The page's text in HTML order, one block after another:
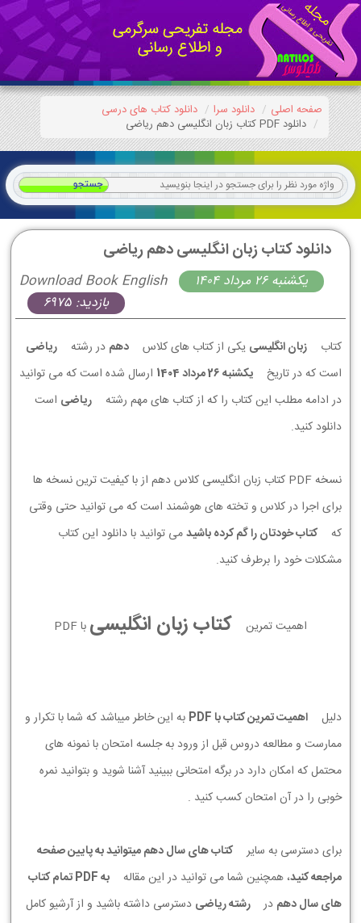
صفحه اصلی دانلود سرا
دانلود کتاب های درسی
دانلود PDF کتاب زبان انگلیسی دهم ریاضی
دانلود کتاب زبان انگلیسی دهم ریاضی
Download Book English
يكشنبه 26 مرداد 1404
بازدید: 6975
کتاب زبان انگلیسی یکی از کتاب های کلاس دهم در رشته
ریاضی
است که در تاریخ
يكشنبه 26 مرداد 1404
ارسال شده است که می توانید
در ادامه مطلب این کتاب را که از کتاب های مهم رشته
ریاضی است
دانلود کنید.
نسخه PDF کتاب زبان انگلیسی کلاس دهم از با کیفیت ترین نسخه ها
برای اجرا در کلاس و تخته های هوشمند است که می توانید حتی وقتی
که
کتاب خودتان را گم کرده باشیدمی توانید با دانلود این کتاب
مشکلات خود را برطرف کنید.
اهمیت تمرین کتاب زبان انگلیسی با PDF
دلیل اهمیت تمرین کتاب با PDF
به این خاطر میباشد که شما با تکرار و
ممارست و مطالعه دروس قبل از ورود به جلسه امتحان با نمونه های
محتمل که امکان دارد در برگه امتحانی ببینید آشنا شوید و بتوانید نمره
خوبی را در آن امتحان کسب کنید .
برای دسترسی به سایر
کتاب های سال دهم میتوانید به پایین صفحه
مراجعه کنید، همچنین شما می توانید در این مقاله
به PDF تمام کتاب
های سال دهم در رشته ریاضی دسترسی داشته باشید و از آرشیو کامل